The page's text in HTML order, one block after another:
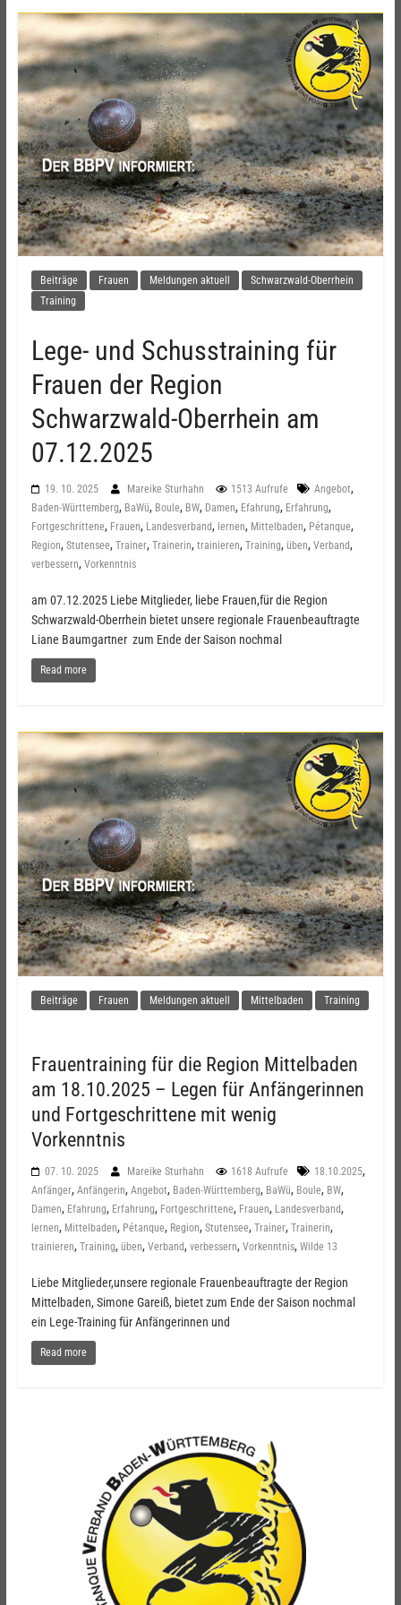
Beiträge Frauen Meldungen aktuell
Schwarzwald-Oberrhein
Training
Lege- und Schusstraining für
Frauen der Region
Schwarzwald-Oberrhein am
07.12.2025
19. 10. 2025 Mareike Sturhahn 1513 Aufrufe Angebot,
Baden-Württemberg, BaWü, Boule, BW, Damen, Efahrung, Erfahrung,
Fortgeschrittene, Frauen, Landesverband, lernen, Mittelbaden, Pétanque,
Region, Stutensee, Trainer, Trainerin, trainieren, Training, üben, Verband,
verbessern, Vorkenntnis
am 07.12.2025 Liebe Mitglieder, liebe Frauen,für die Region
Schwarzwald-Oberrhein bietet unsere regionale Frauenbeauftragte
Liane Baumgartner zum Ende der Saison nochmal
Read more
Beiträge Frauen Meldungen aktuell Mittelbaden Training
Frauentraining für die Region Mittelbaden
am 18.10.2025 – Legen für Anfängerinnen
und Fortgeschrittene mit wenig
Vorkenntnis
07. 10. 2025 Mareike Sturhahn 1618 Aufrufe 18.10.2025,
Anfänger, Anfängerin, Angebot, Baden-Württemberg, BaWü, Boule, BW,
Damen, Efahrung, Erfahrung, Fortgeschrittene, Frauen, Landesverband,
lernen, Mittelbaden, Pétanque, Region, Stutensee, Trainer, Trainerin,
trainieren, Training, üben, Verband, verbessern, Vorkenntnis, Wilde 13
Liebe Mitglieder,unsere regionale Frauenbeauftragte der Region
Mittelbaden, Simone Gareiß, bietet zum Ende der Saison nochmal
ein Lege-Training für Anfängerinnen und
Read more